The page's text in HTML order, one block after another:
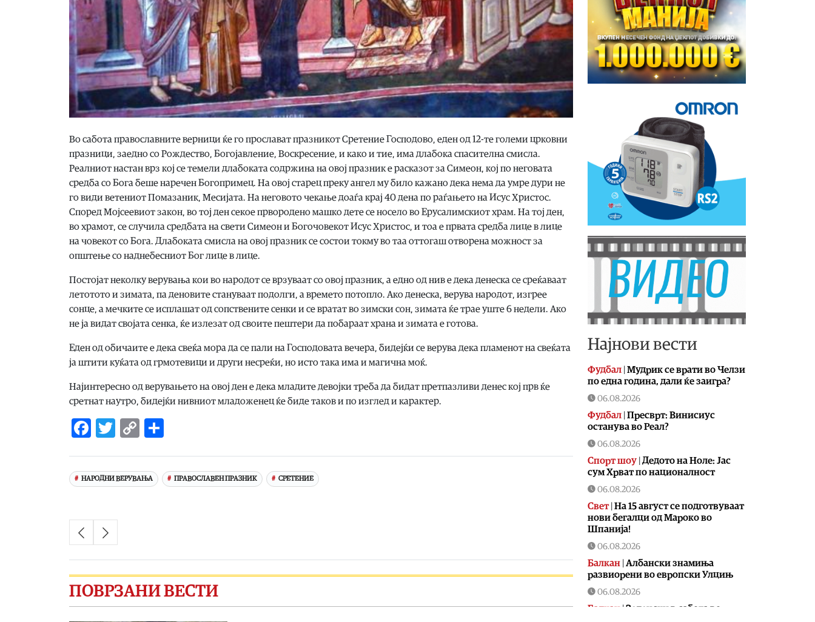
Во сабота православните верници ќе го прослават празникот Сретение Господово, еден од 12-те големи црковни
празници, заедно со Рождество, Богојавление, Воскресение, и како и тие, има длабока спасителна смисла.
Реалниот настан врз кој се темели длабоката содржина на овој празник е расказот за Симеон, кој по неговата
средба со Бога беше наречен Богопримец. На овој старец преку ангел му било кажано дека нема да умре дури не
го види ветениот Помазаник, Месијата. На неговото чекање доаѓа крај 40 дена по раѓањето на Исус Христос.
Според Мојсеевиот закон, во тој ден секое првородено машко дете се носело во Ерусалимскиот храм. На тој ден,
во храмот, се случила средбата на свети Симеон и Богочовекот Исус Христос, и тоа е првата средба лице в лице
на човекот со Бога. Длабоката смисла на овој празник се состои токму во таа оттогаш отворена можност за
општење со наднебесниот Бог лице в лице.
Постојат неколку верувања кои во народот се врзуваат со овој празник, а едно од нив е дека денеска се среќаваат
летотото и зимата, па деновите стануваат подолги, а времето потопло. Ако денеска, верува народот, изгрее
сонце, а мечките се исплашат од сопствените сенки и се вратат во зимски сон, зимата ќе трае уште 6 недели. Ако
не ја видат својата сенка, ќе излезат од своите пештери да побараат храна и зимата е готова.
Еден од обичаите е дека свеќа мора да се пали на Господовата вечера, бидејќи се верува дека пламенот на свеќата
ја штити куќата од грмотевици и други несреќи, но исто така има и магична моќ.
Најинтересно од верувањето на овој ден е дека младите девојки треба да бидат претпазливи денес кој прв ќе
сретнат наутро, бидејќи нивниот младоженец ќе биде таков и по изглед и карактер.
Facebook
Twitter
Copy
НАРОДНИ ВЕРУВАЊА ПРАВОСЛАВЕН ПРАЗНИК СРЕТЕНИЕ
ПОВРЗАНИ ВЕСТИ
Најнови вести
Фудбал | Мудрик се врати во Челзи
по една година, дали ќе заигра?
06.08.2026
Фудбал | Пресврт: Винисиус
останува во Реал?
06.08.2026
Спорт шоу | Дедото на Ноле: Јас
сум Хрват по националност
06.08.2026
Свет| На 15 август се подготвуваат
нови бегалци од Мароко во
Шпанија!
06.08.2026
Балкан | Албански знамиња
развиорени во европски Улцињ
06.08.2026
Балкан |Зеленски в сабота во